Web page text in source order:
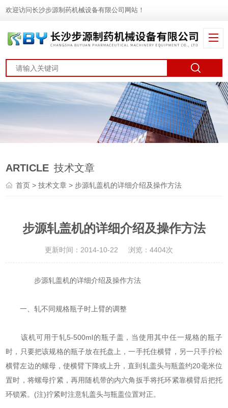
欢迎访问长沙步源制药机械设备有限公司网站！
ARTICLE 技术文章
首页 >技术文章 > 步源轧盖机的详细介绍及操作方法
步源轧盖机的详细介绍及操作方法
更新时间：2014-10-22 浏览：4404次
步源轧盖机的详细介绍及操作方法
一、轧不同规格瓶子时上臂的调整
该机可用于轧5-500ml的瓶子盖，当使用其中任一规格的瓶子
时，只要把该规格的瓶子放在托盘上，一手托住横臂，另一只手拧松
横臂左边的螺母，使横臂下降或上升，直到轧盖头与瓶盖约20毫米位
置时，将螺母拧紧，再用随机带的内六角扳手将托环紧靠横臂后把托
环锁紧。(注)拧紧时注意轧盖头与瓶盖位置对正。